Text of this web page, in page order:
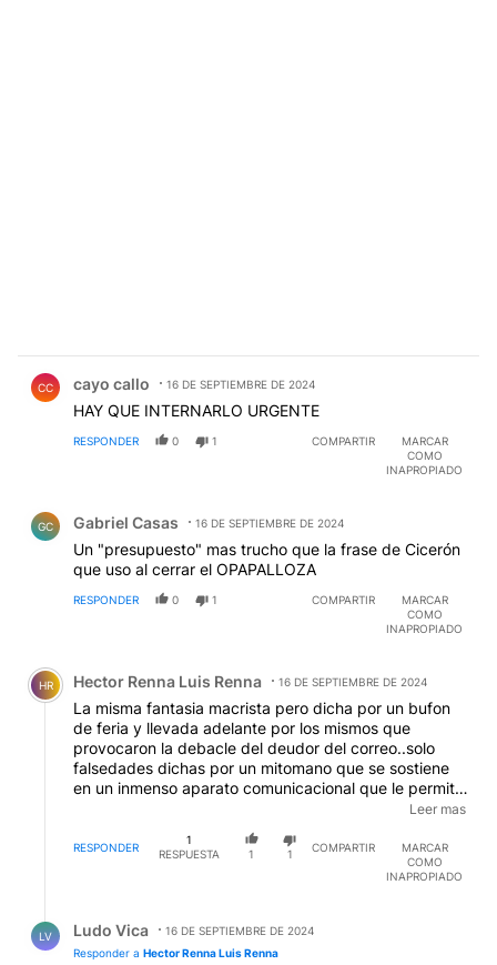
CC cayo callo 16 DE SEPTIEMBRE DE 2024
HAY QUE INTERNARLO URGENTE
RESPONDER 0 1 COMPARTIR
MARCAR
COMO
INAPROPIADO
GC Gabriel Casas 16 DE SEPTIEMBRE DE 2024
Un "presupuesto" mas trucho que la frase de Cicerón
que uso al cerrar el OPAPALLOZA
RESPONDER 0 1 COMPARTIR
MARCAR
COMO
INAPROPIADO
Comentario de Hector Renna Luis Renna.
HR Hector Renna Luis Renna 16 DE SEPTIEMBRE DE 2024
La misma fantasia macrista pero dicha por un bufon
de feria y llevada adelante por los mismos que
provocaron la debacle del deudor del correo..solo
falsedades dichas por un mitomano que se sostiene
en un inmenso aparato comunicacional que le permite
aplaudirse frente al espejo pero no puede tapar la
realidad, misma gente que lo voto ya se esta dando
cuenta que el y su gobierno son un fraude....
Leer mas
RESPONDER
1
RESPUESTA
1 1
COMPARTIR
MARCAR
COMO
INAPROPIADO
LV Ludo Vica
16 DE SEPTIEMBRE DE 2024
Responder a Hector Renna Luis Renna